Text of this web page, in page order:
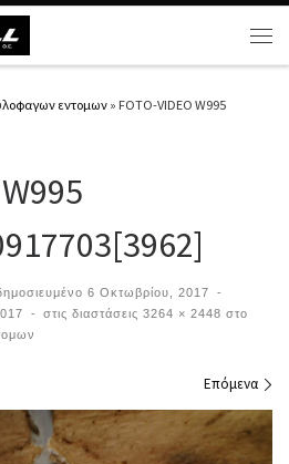
εντομων » FOTO-VIDEO W995
6 Οκτωβρίου, 2017
-
- στις διαστάσεις 3264 × 2448 στο
Επόμενα